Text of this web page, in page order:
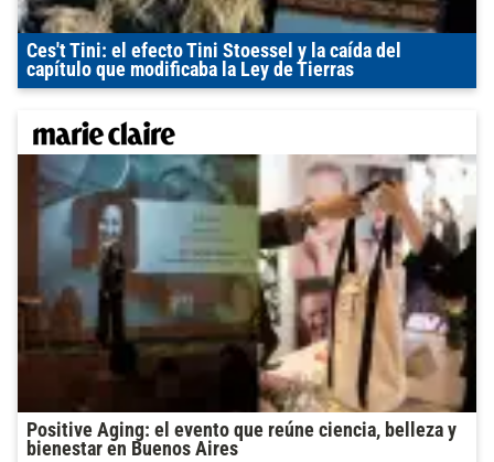
Ces't Tini: el efecto Tini Stoessel y la caída del
capítulo que modificaba la Ley de Tierras
Positive Aging: el evento que reúne ciencia, belleza y
bienestar en Buenos Aires